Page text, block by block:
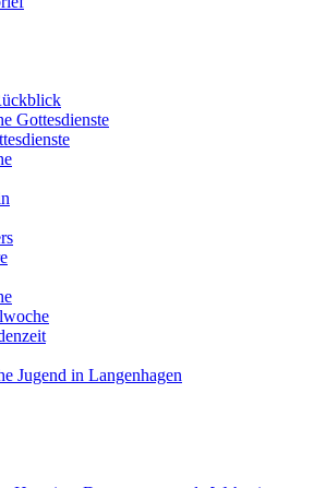
Gottesdienste
Jugend in Langenhagen